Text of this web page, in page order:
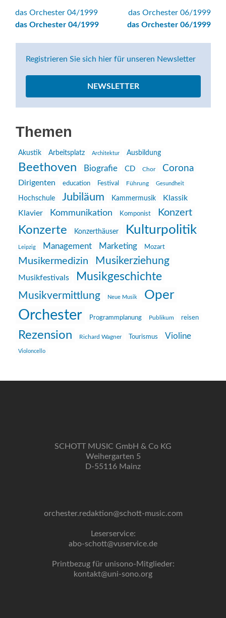
Beitrags-
das Orchester 04/1999
das Orchester 04/1999
das Orchester 06/1999
das Orchester 06/1999
Registrieren Sie sich hier für unseren Newsletter
NEWSLETTER
Themen
Akustik Arbeitsplatz Architektur Ausbildung
Beethoven Biografie CD Chor Corona
Dirigenten education Festival Führung Gesundheit
Hochschule Jubiläum Kammermusik
Klassik
Klavier
Kommunikation Komponist Konzert
Konzerte Konzerthäuser Kulturpolitik
Leipzig Management Marketing Mozart
Musikermedizin Musikerziehung
Musikfestivals Musikgeschichte
Musikvermittlung Neue Musik Oper
Orchester Programmplanung Publikum reisen
Rezension Richard Wagner Tourismus Violine
Violoncello
SCHOTT MUSIC GmbH & Co KG
Weihergarten 5
D-55116 Mainz
orchester.redaktion@schott-music.com
Leserservice:
abo-schott@vuservice.de
Printbezug für unisono-Mitglieder:
kontakt@uni-sono.org